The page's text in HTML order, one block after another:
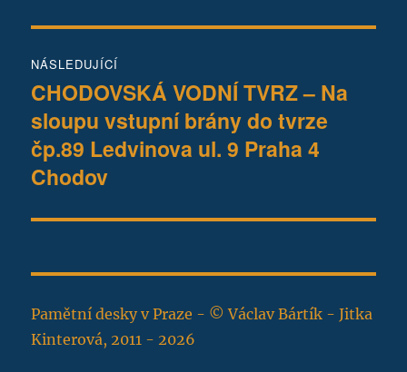
NÁSLEDUJÍCÍ
Následující
příspěvek:
CHODOVSKÁ VODNÍ TVRZ – Na
sloupu vstupní brány do tvrze
čp.89 Ledvinova ul. 9 Praha 4
Chodov
Pamětní desky v Praze - © Václav Bártík - Jitka
Kinterová, 2011 - 2026